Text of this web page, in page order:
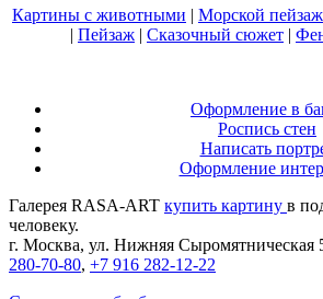
Картины с животными | Морской пейзаж
| Пейзаж | Сказочный сюжет |
Оформление в
Роспись стен
Написать
Оформление
Галерея RASA-ART купить картину в
человеку.
г. Москва, ул. Нижняя Сыромятническая
280-70-80, +7 916 282-12-22